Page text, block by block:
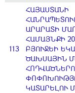
113
ՀԱՅԱՍՏԱՆԻ
ԱՐԱՐԱՏԻ
ՀԱՄԱՅՆՔԻ
ԲՅՈՒՋԵԻ
ԾԱԽՍԱՅԻՆ
ԿԱՏԱՐԵԼՈՒ